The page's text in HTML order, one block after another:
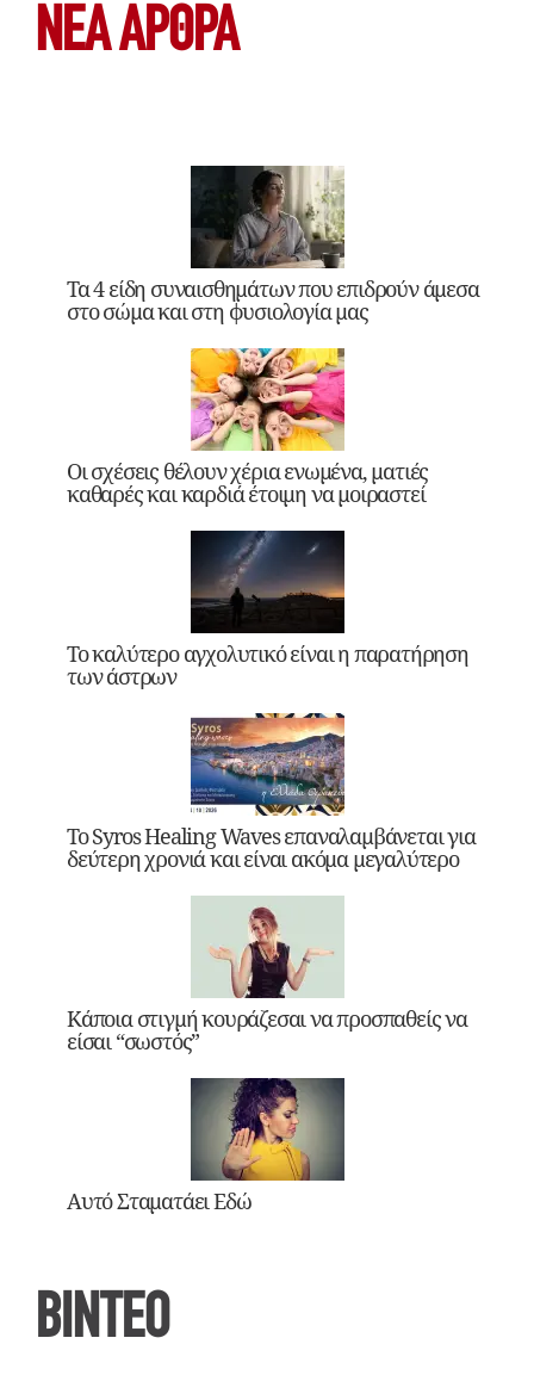
ΝΕΑ ΆΡΘΡΑ
Τα 4 είδη συναισθημάτων που επιδρούν άμεσα
στο σώμα και στη φυσιολογία μας
Οι σχέσεις θέλουν χέρια ενωμένα, ματιές
καθαρές και καρδιά έτοιμη να μοιραστεί
Το καλύτερο αγχολυτικό είναι η παρατήρηση
των άστρων
Το Syros Healing Waves επαναλαμβάνεται για
δεύτερη χρονιά και είναι ακόμα μεγαλύτερο
Κάποια στιγμή κουράζεσαι να προσπαθείς να
είσαι “σωστός”
Αυτό Σταματάει Εδώ
ΒΙΝΤΕΟ